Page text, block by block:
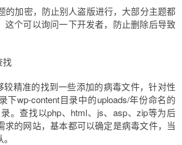
的加密，防止别人盗版进行，大部分主题都
这个可以询问一下开发者，防止删除后导致
找
较精准的找到一些添加的病毒文件，针对性
下wp-content目录中的uploads/年份命名的
。查找以php、html、js、asp、zip等为后
求的网站，基本都可以确定是病毒文件，当